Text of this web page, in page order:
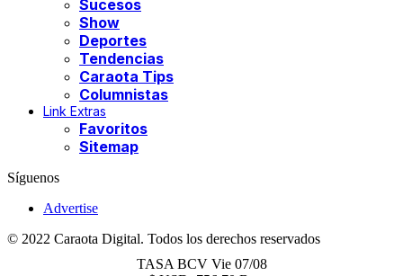
Sucesos
Show
Deportes
Tendencias
Caraota Tips
Columnistas
Link Extras
Favoritos
Sitemap
Síguenos
Advertise
© 2022 Caraota Digital. Todos los derechos reservados
TASA BCV Vie 07/08